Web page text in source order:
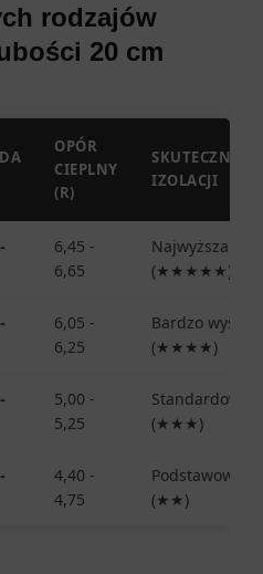
rodzajów
20 cm
OPÓR
CIEPLNY
(R)
SKUTECZNOŚĆ
IZOLACJI
6,45 -
6,65
Najwyższa
(★★★★★)
6,05 -
6,25
Bardzo wysoka
(★★★★)
5,00 -
5,25
Standardowa
(★★★)
4,40 -
4,75
Podstawowa
(★★)